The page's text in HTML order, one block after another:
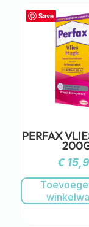
Save
PERFAX
€